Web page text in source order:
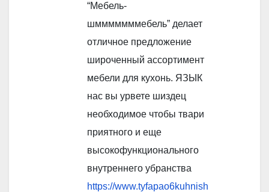
“Мебель-
шмммммммебель” делает
отличное предложение
широченный ассортимент
мебели для кухонь. ЯЗЫК
нас вы урвете шиздец
необходимое чтобы твари
приятного и еще
высокофункционального
внутреннего убранства
https://www.tyfapao6kuhnish